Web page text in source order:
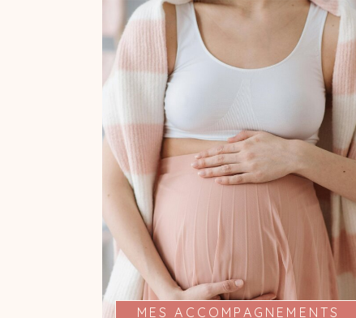
Je suis présente pour vous de la pré-
conception au post-partum à travers
plusieurs rencontres et vous propose
un accompagnement sur mesure, en
fonction de ce dont vous avez besoin
(écoute, informations, bien-être).
MA PRÉSENCE À VOS
COTÉS
MES ACCOMPAGNEMENTS